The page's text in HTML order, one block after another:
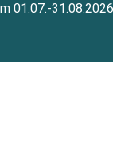
01.07.-